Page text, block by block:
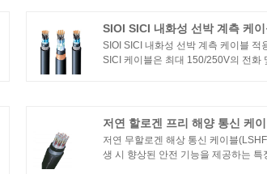
SIOI SICI 내화성 선박 계측 케
SIOI SICI 내화성 선박 계측 케이블 적용 이
SICI 케이블은 최대 150/250V의 전화
350, 376 절연재 : IEC 60092-351
저연 할로겐 프리 해양 통신 케
저연 무할로겐 해상 통신 케이블
생 시 향상된 안전 기능을 제공하는 특